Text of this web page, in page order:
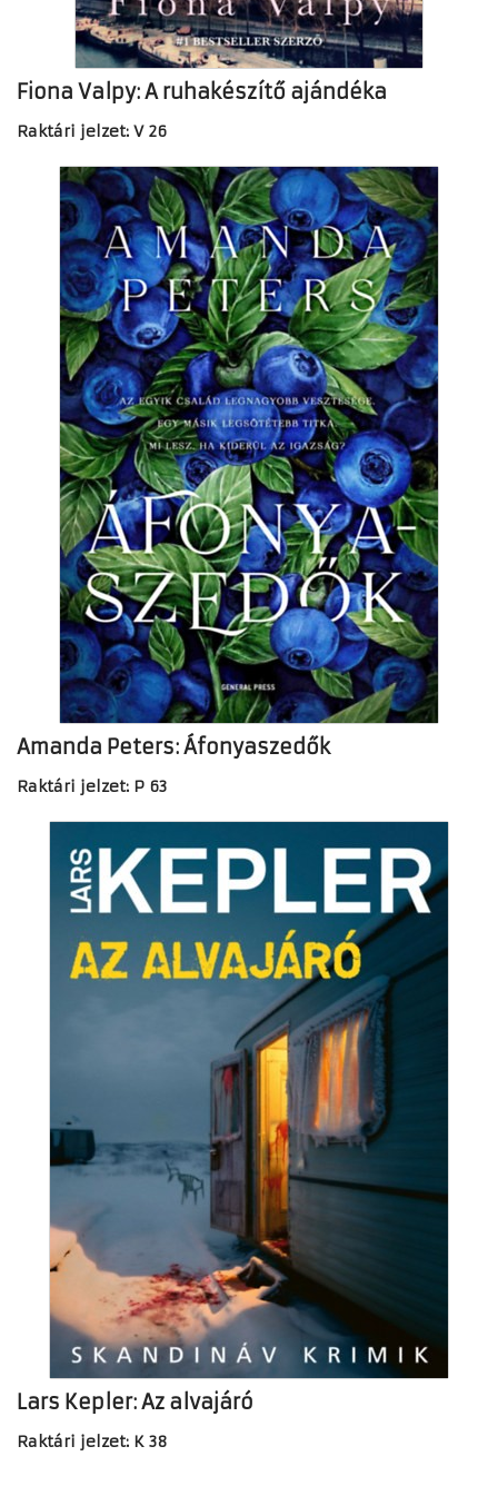
Fiona Valpy: A ruhakészítő ajándéka
Raktári jelzet: V 26
Amanda Peters: Áfonyaszedők
Raktári jelzet: P 63
Lars Kepler: Az alvajáró
Raktári jelzet: K 38